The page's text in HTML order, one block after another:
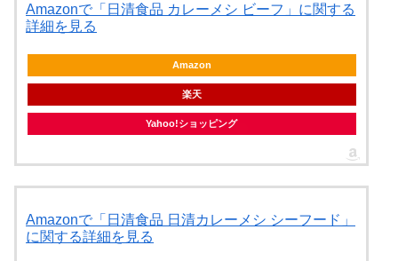
Amazonで「日清食品 カレーメシ ビーフ」に関する
詳細を見る
Amazon
楽天
Yahoo!ショッピング
Amazonで「日清食品 日清カレーメシ シーフード」
に関する詳細を見る